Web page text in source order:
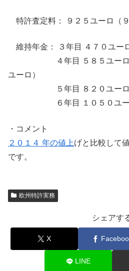
特許査定料： ９２５ユーロ（９
維持年金： ３年目 ４７０ユー
４年目 ５８５ユーロ５
ユーロ）
５年目 ８２０ユーロ（
６年目 １０５０ユーロ（
・コメント
２０１４ 年の値上げと比較して
です。
欧州特許実務
シェアす
X
LINE